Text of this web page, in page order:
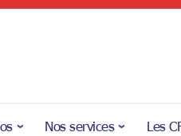
Nos services Les